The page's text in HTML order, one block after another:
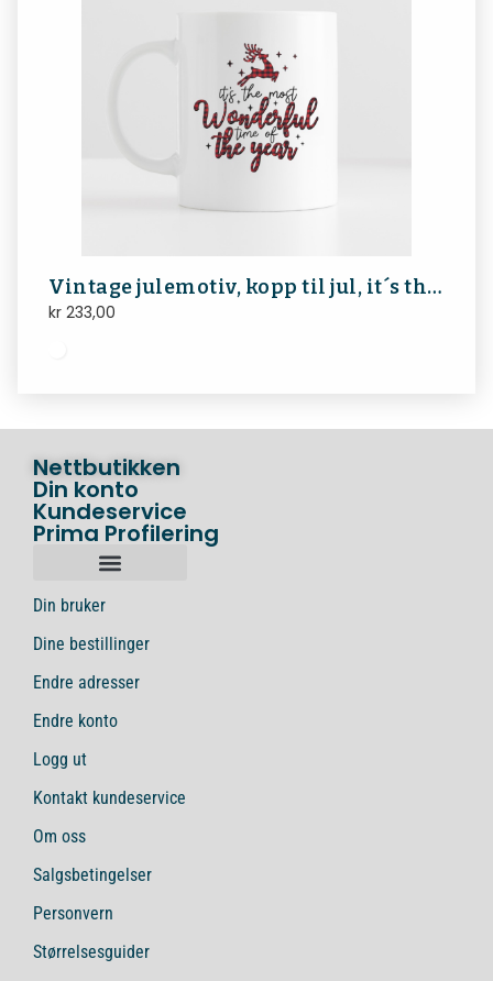
Vintage julemotiv, kopp til jul, it´s the most wonderful time of the year
kr 233,00
Nettbutikken
Din konto
Kundeservice
Prima Profilering
Din bruker
Dine bestillinger
Endre adresser
Endre konto
Logg ut
Kontakt kundeservice
Om oss
Salgsbetingelser
Personvern
Størrelsesguider